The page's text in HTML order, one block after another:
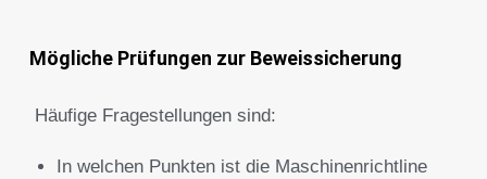
Mögliche Prüfungen zur Beweissicherung
Häufige Fragestellungen sind:
In welchen Punkten ist die Maschinenrichtline